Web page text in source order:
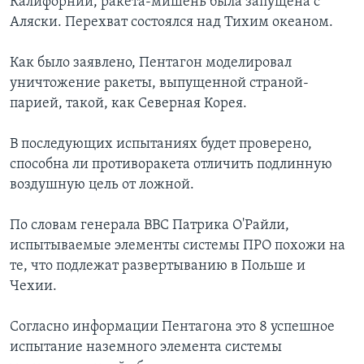
Learning English
Языки
Аляски. Перехват состоялся над Тихим океаном.
Как было заявлено, Пентагон моделировал
уничтожение ракеты, выпущенной страной-
парией, такой, как Северная Корея.
В последующих испытаниях будет проверено,
способна ли противоракета отличить подлинную
воздушную цель от ложной.
По словам генерала ВВС Патрика О'Райли,
испытываемые элементы системы ПРО похожи на
те, что подлежат развертыванию в Польше и
Чехии.
Согласно информации Пентагона это 8 успешное
испытание наземного элемента системы